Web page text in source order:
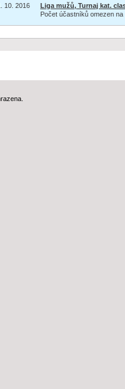
10. 2016
Liga mužů, Turnaj kat.
Počet účastníků omezen na